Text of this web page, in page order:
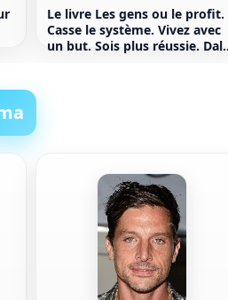
Le livre Les gens ou le profit.
Casse le système. Vivez avec
un but. Sois plus réussie.